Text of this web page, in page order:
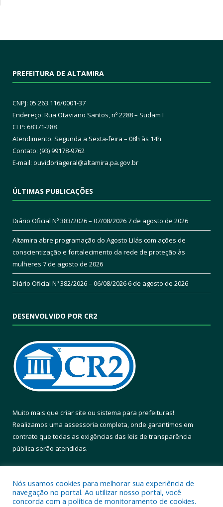
PREFEITURA DE ALTAMIRA
CNPJ: 05.263.116/0001-37
Endereço: Rua Otaviano Santos, nº 2288 – Sudam I
CEP: 68371-288
Atendimento: Segunda a Sexta-feira – 08h às 14h
Contato: (93) 99178-9762
E-mail: ouvidoriageral@altamira.pa.gov.br
ÚLTIMAS PUBLICAÇÕES
Diário Oficial Nº 383/2026 – 07/08/20267 de agosto de 2026
Altamira abre programação do Agosto Lilás com ações de
conscientização e fortalecimento da rede de proteção às
mulheres 7 de agosto de 2026
Diário Oficial Nº 382/2026 – 06/08/20266 de agosto de 2026
DESENVOLVIDO POR CR2
Muito mais que criar site ou sistema para prefeituras!
Realizamos uma assessoria completa, onde garantimos em
contrato que todas as exigências das leis de transparência
pública serão atendidas.
Nós usamos cookies para melhorar sua experiência de
navegação no portal. Ao utilizar nosso portal, você
concorda com a política de monitoramento de cookies.